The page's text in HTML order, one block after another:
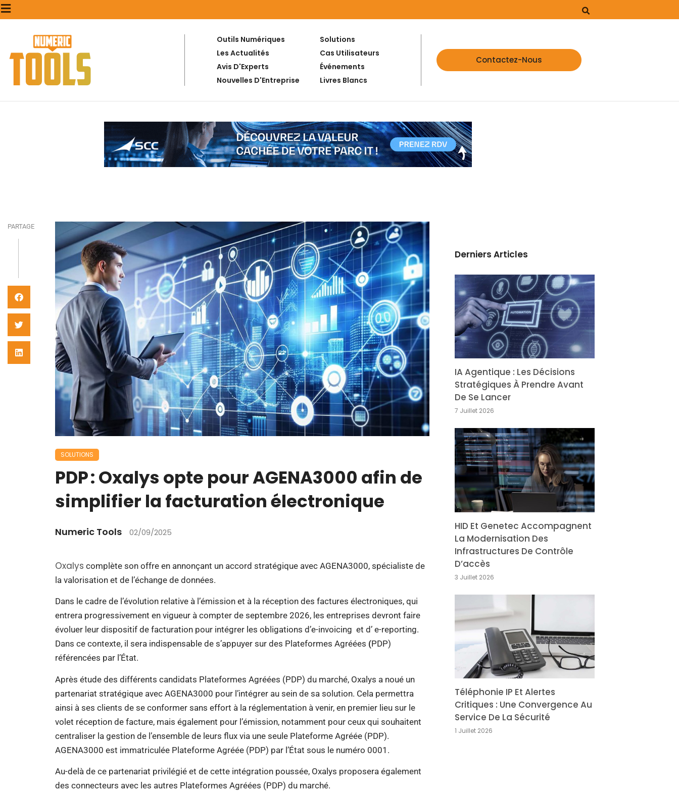
Outils Numériques
Les Actualités
Avis D'Experts
Nouvelles D'Entreprise
Solutions
Cas Utilisateurs
Événements
Livres Blancs
Contactez-Nous
PARTAGE
SOLUTIONS
PDP : Oxalys opte pour AGENA3000 afin de
simplifier la facturation électronique
Numeric Tools 02/09/2025
Oxalys complète son offre en annonçant un accord stratégique avec AGENA3000, spécialiste de
la valorisation et de l’échange de données.
Dans le cadre de l’évolution relative à l’émission et à la réception des factures électroniques, qui
entrera progressivement en vigueur à compter de septembre 2026, les entreprises devront faire
évoluer leur dispositif de facturation pour intégrer les obligations d’e-invoicing et d’ e-reporting.
Dans ce contexte, il sera indispensable de s’appuyer sur des Plateformes Agréées (PDP)
référencées par l’État.
Après étude des différents candidats Plateformes Agréées (PDP) du marché, Oxalys a noué un
partenariat stratégique avec AGENA3000 pour l’intégrer au sein de sa solution. Cela permettra
ainsi à ses clients de se conformer sans effort à la réglementation à venir, en premier lieu sur le
volet réception de facture, mais également pour l’émission, notamment pour ceux qui souhaitent
centraliser la gestion de l’ensemble de leurs flux via une seule Plateforme Agréée (PDP).
AGENA3000 est immatriculée Plateforme Agréée (PDP) par l’État sous le numéro 0001.
Au-delà de ce partenariat privilégié et de cette intégration poussée, Oxalys proposera également
des connecteurs avec les autres Plateformes Agréées (PDP) du marché.
Derniers Articles
IA Agentique : Les Décisions
Stratégiques À Prendre Avant
De Se Lancer
7 Juillet 2026
HID Et Genetec Accompagnent
La Modernisation Des
Infrastructures De Contrôle
D’accès
3 Juillet 2026
Téléphonie IP Et Alertes
Critiques : Une Convergence Au
Service De La Sécurité
1 Juillet 2026